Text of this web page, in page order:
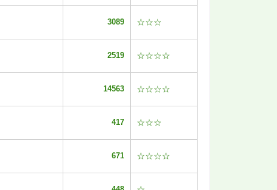
3089 ☆☆☆
2519 ☆☆☆☆
14563 ☆☆☆☆
417 ☆☆☆
671 ☆☆☆☆